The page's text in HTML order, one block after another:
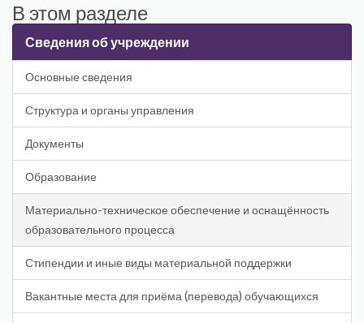
В этом разделе
Сведения об учреждении
Основные сведения
Структура и органы управления
Документы
Образование
Материально-техническое обеспечение и оснащённость
образовательного процесса
Стипендии и иные виды материальной поддержки
Вакантные места для приёма (перевода) обучающихся